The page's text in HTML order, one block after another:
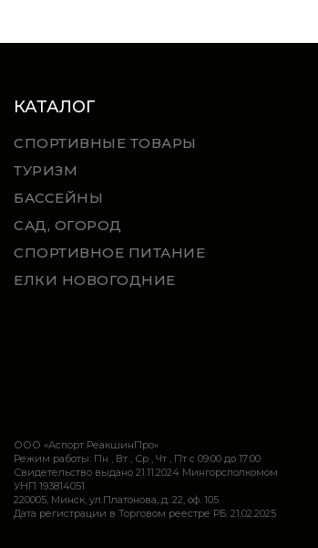
КАТАЛОГ
СПОРТИВНЫЕ ТОВАРЫ
ТУРИЗМ
БАССЕЙНЫ
САД, ОГОРОД
СПОРТИВНОЕ ПИТАНИЕ
ЕЛКИ НОВОГОДНИЕ
ООО «Аспорт РеакшинПро»
Режим работы: Пн , Вт , Ср , Чт , Пт c 09:00 до 17:00
Свидетельство выдано 21.11.2024 Мингорсполкомом
УНП 193814051
220005, Минск, ул.Платонова, д. 22, оф. 105
Дата регистрации в Торговом реестре РБ: 21.02.2025